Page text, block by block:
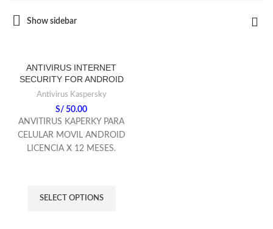
Show sidebar
ANTIVIRUS INTERNET
SECURITY FOR ANDROID
Antivirus Kaspersky
S/ 50.00
ANVITIRUS KAPERKY PARA
CELULAR MOVIL ANDROID
LICENCIA X 12 MESES.
SELECT OPTIONS